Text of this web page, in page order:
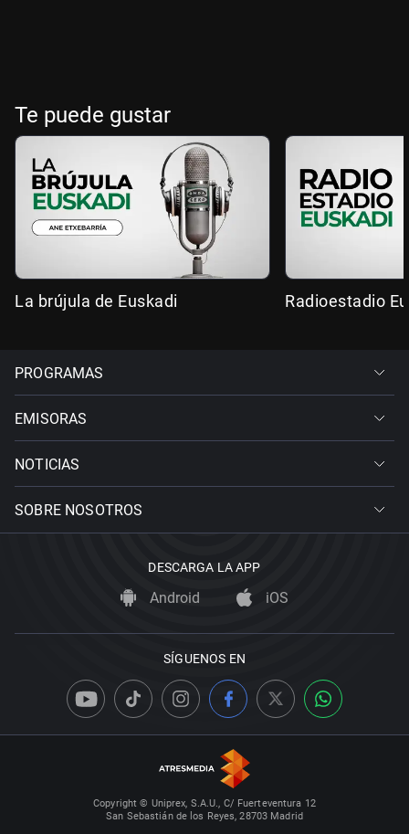
Te puede gustar
La brújula de Euskadi Radioestadio
PROGRAMAS
EMISORAS
NOTICIAS
SOBRE NOSOTROS
DESCARGA LA APP
Android iOS
SÍGUENOS EN
Copyright © Uniprex, S.A.U., C/ Fuerteventura 12
San Sebastián de los Reyes, 28703 Madrid